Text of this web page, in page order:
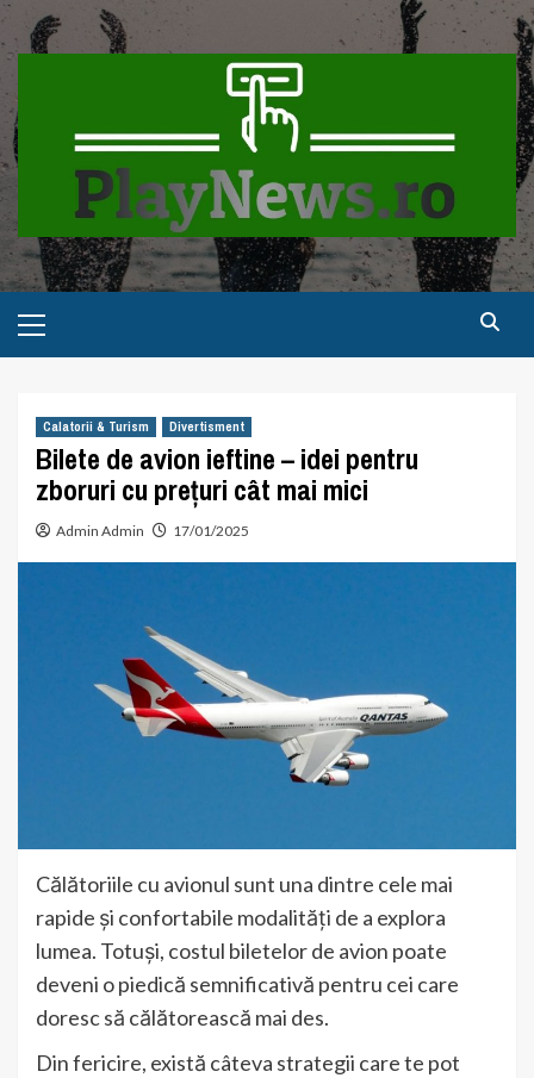
Skip
to
Menu
Calatorii & Turism Divertisment
Bilete de avion ieftine – idei pentru
zboruri cu prețuri cât mai mici
Admin Admin 17/01/2025
Călătoriile cu avionul sunt una dintre cele mai
rapide și confortabile modalități de a explora
lumea. Totuși, costul biletelor de avion poate
deveni o piedică semnificativă pentru cei care
doresc să călătorească mai des.
Din fericire, există câteva strategii care te pot